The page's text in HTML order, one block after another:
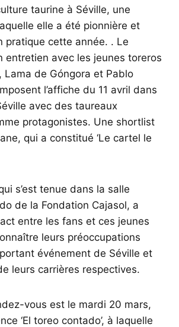
taurine à Séville, une
elle a été pionnière et
pratique cette année. . Le
entretien avec les jeunes toreros
Lama de Góngora et Pablo
l’affiche du 11 avril dans
avec des taureaux
protagonistes. Une shortlist
qui a constitué ‘Le cartel le
s’est tenue dans la salle
de la Fondation Cajasol, a
entre les fans et ces jeunes
leurs préoccupations
événement de Séville et
leurs carrières respectives.
vous est le mardi 20 mars,
‘El toreo contado’, à laquelle